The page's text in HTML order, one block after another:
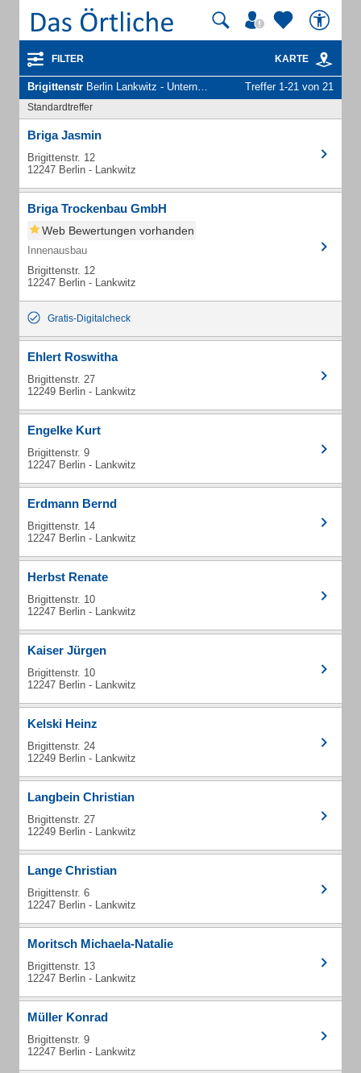
FILTER KARTE
Brigittenstr Berlin Lankwitz - Unternehmen und Personen Treffer 1-21 von 21
Standardtreffer
Briga Jasmin
Brigittenstr. 12
12247 Berlin - Lankwitz
Briga Trockenbau GmbH
Web Bewertungen vorhanden
Innenausbau
Brigittenstr. 12
12247 Berlin - Lankwitz
Gratis-Digitalcheck
Ehlert Roswitha
Brigittenstr. 27
12249 Berlin - Lankwitz
Engelke Kurt
Brigittenstr. 9
12247 Berlin - Lankwitz
Erdmann Bernd
Brigittenstr. 14
12247 Berlin - Lankwitz
Herbst Renate
Brigittenstr. 10
12247 Berlin - Lankwitz
Kaiser Jürgen
Brigittenstr. 10
12247 Berlin - Lankwitz
Kelski Heinz
Brigittenstr. 24
12249 Berlin - Lankwitz
Langbein Christian
Brigittenstr. 27
12249 Berlin - Lankwitz
Lange Christian
Brigittenstr. 6
12247 Berlin - Lankwitz
Moritsch Michaela-Natalie
Brigittenstr. 13
12247 Berlin - Lankwitz
Müller Konrad
Brigittenstr. 9
12247 Berlin - Lankwitz